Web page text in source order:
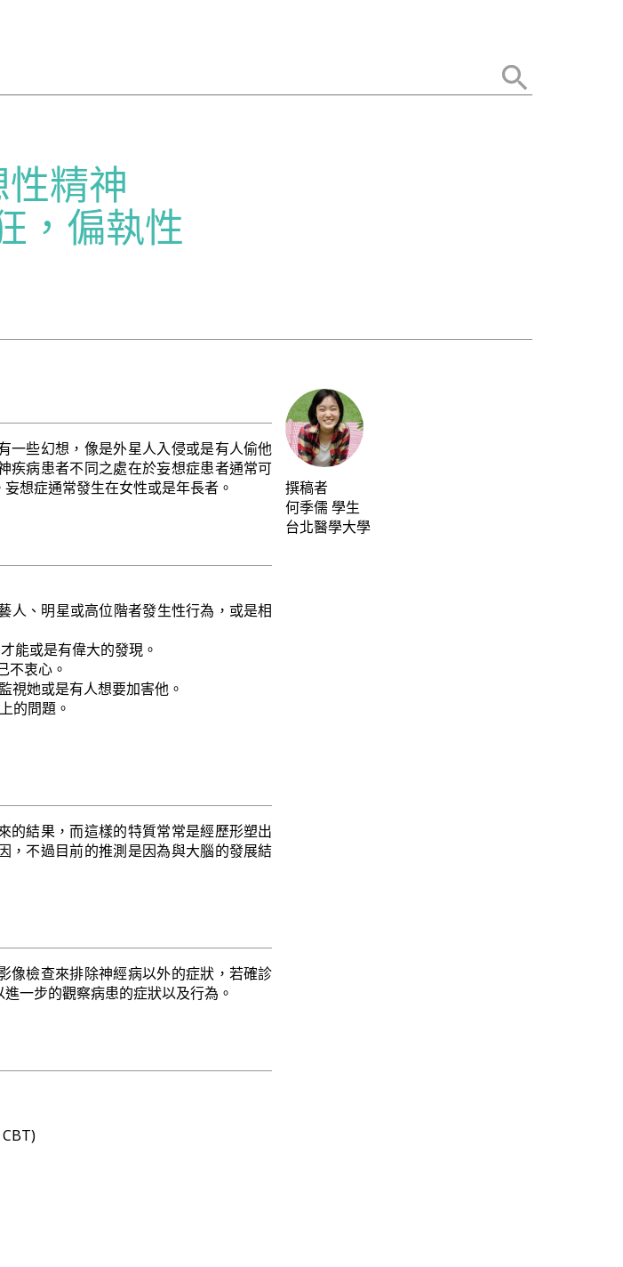
精神
，偏執性
一些幻想，像是外星人入侵或是有人偷他
疾病患者不同之處在於妄想症患者通常可
想症通常發生在女性或是年長者。
人、明星或高位階者發生性行為，或是相
能或是有偉大的發現。
不衷心。
視她或是有人想要加害他。
的問題。
的結果，而這樣的特質常常是經歷形塑出
，不過目前的推測是因為與大腦的發展結
像檢查來排除神經病以外的症狀，若確診
一步的觀察病患的症狀以及行為。
撰稿者
何季儒 學生
台北醫學大學